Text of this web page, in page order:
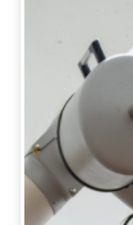
項目，臺灣也有派
太錦標賽，積極備
奧運資格。此次賽
對手的球門內，進
和合法的身體碰撞
袋棍球發展教練張
碰撞，因此會穿全
深，在激烈奔跑或
女子組的規則和裝
也有差異。張威元
備則較輕量，所以
淺，需要用技術彌
華大學林佩頤分享